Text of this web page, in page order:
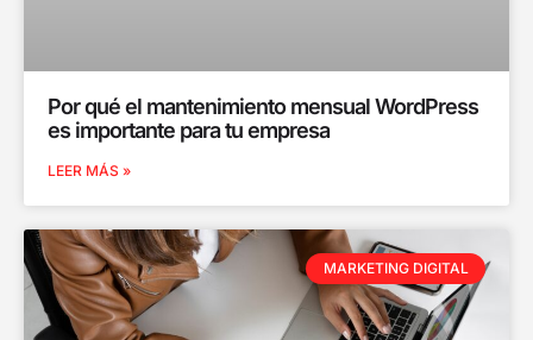
Por qué el mantenimiento mensual WordPress
es importante para tu empresa
LEER MÁS »
MARKETING DIGITAL